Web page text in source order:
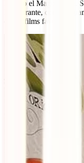
Marx o el Mago de Oz.
Restaurante, con una
en tus films favoritos.